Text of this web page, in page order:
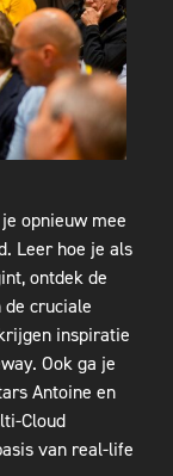
opnieuw mee
Leer hoe je als
ontdek de
de cruciale
inspiratie
Ook ga je
Antoine en
Cloud
van real-life